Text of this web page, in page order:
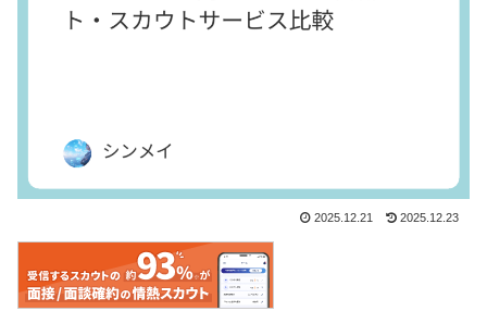
2025.12.21 2025.12.23